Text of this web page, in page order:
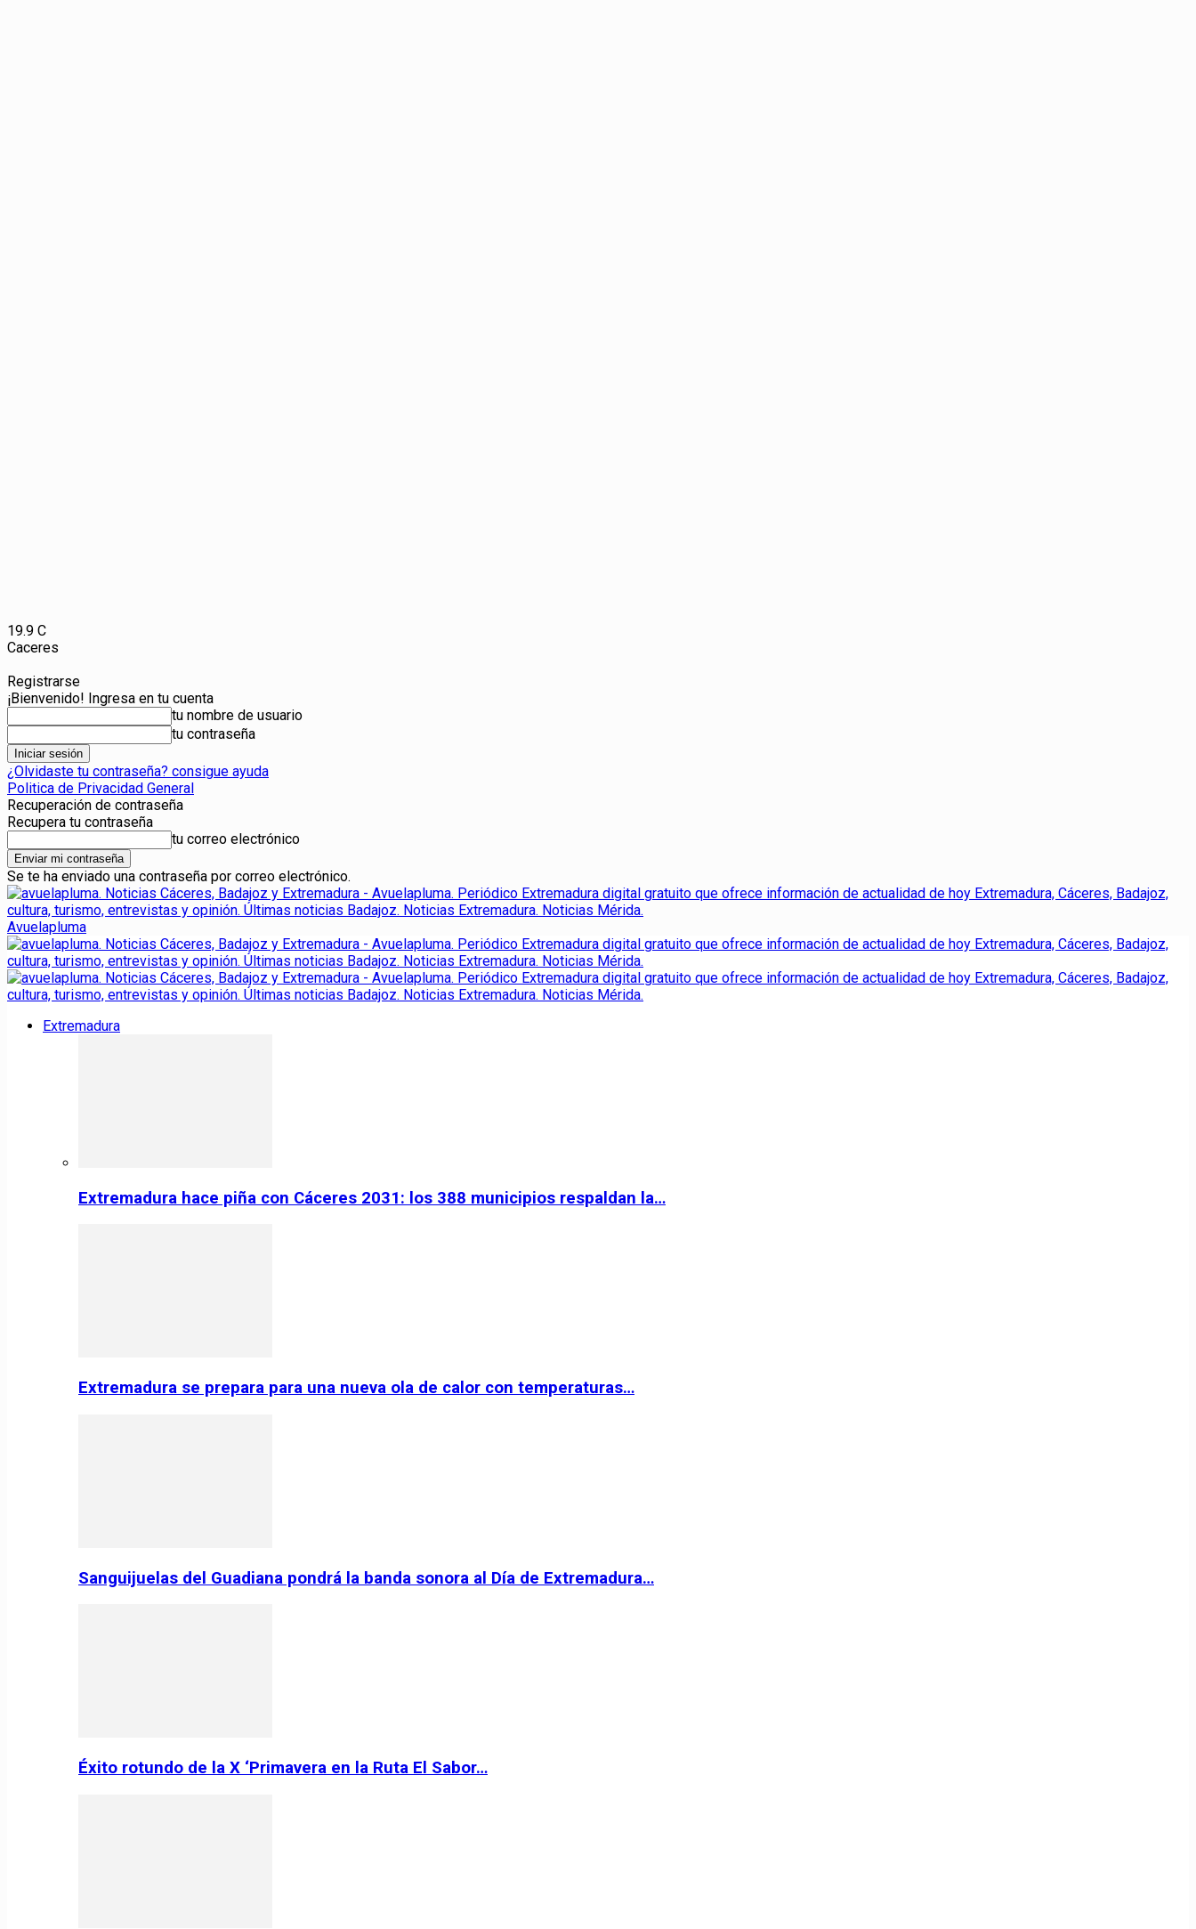
19.9 C
Caceres
Registrarse
¡Bienvenido! Ingresa en tu cuenta
tu nombre de usuario
tu contraseña
¿Olvidaste tu contraseña? consigue ayuda
Politica de Privacidad General
Recuperación de contraseña
Recupera tu contraseña
tu correo electrónico
Se te ha enviado una contraseña por correo electrónico.
Avuelapluma
Extremadura
Extremadura hace piña con Cáceres 2031: los 388 municipios respaldan la…
Extremadura se prepara para una nueva ola de calor con temperaturas…
Sanguijuelas del Guadiana pondrá la banda sonora al Día de Extremadura…
Éxito rotundo de la X ‘Primavera en la Ruta El Sabor…